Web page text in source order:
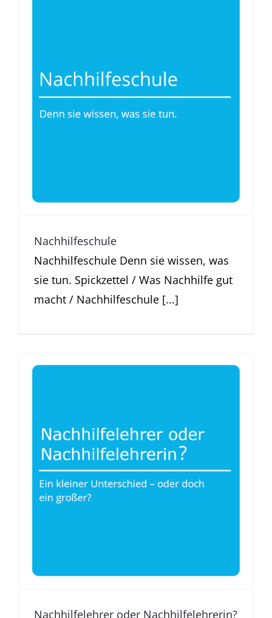
Was Nachhilfe gut macht
Nachhilfeschule
Nachhilfeschule Denn sie wissen, was
sie tun. Spickzettel / Was Nachhilfe gut
macht / Nachhilfeschule [...]
Nachhilfelehrer oder
Nachhilfelehrerin?
Was Nachhilfe gut macht
Nachhilfelehrer oder Nachhilfelehrerin?